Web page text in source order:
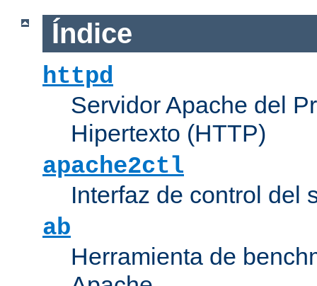
Índice
httpd
Servidor Apache del
Hipertexto (HTTP)
apache2ctl
Interfaz de control del
ab
Herramienta de